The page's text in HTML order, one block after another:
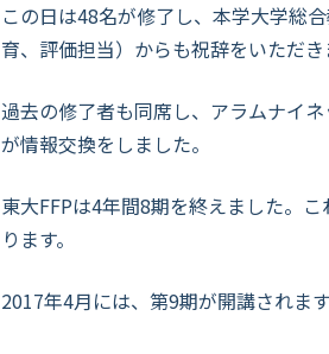
この日は48名が修了し、本学大学総
育、評価担当）からも祝辞をいただ
過去の修了者も同席し、アラムナイ
が情報交換をしました。
東大FFPは4年間8期を終えました。
ります。
2017年4月には、第9期が開講されま